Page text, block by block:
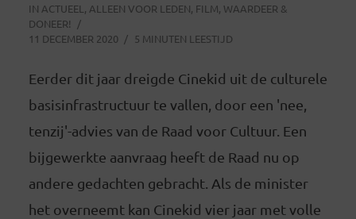
IN ACTUEEL , ALLEEN VOOR LEDEN, FILM, WAARDEER &
DONEER!
11 DECEMBER 2020
5 MINUTEN LEESTIJD
Eerder dit jaar dreigde Cinekid uit de culturele
basisinfrastructuur te vallen, door een 'nee,
tenzij'-advies van de Raad voor Cultuur. Een
bijgewerkte aanvraag heeft de Raad nu op
andere gedachten gebracht. Als de minister
het overneemt kan Cinekid vier jaar met volle